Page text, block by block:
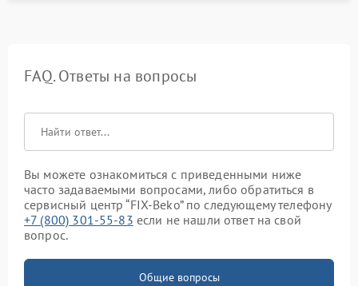
FAQ. Ответы на вопросы
Вы можете ознакомиться с приведенными ниже
часто задаваемыми вопросами, либо обратиться в
сервисный центр “FIX-Beko” по следующему телефону
+7 (800) 301-55-83 если не нашли ответ на свой
вопрос.
Общие вопросы